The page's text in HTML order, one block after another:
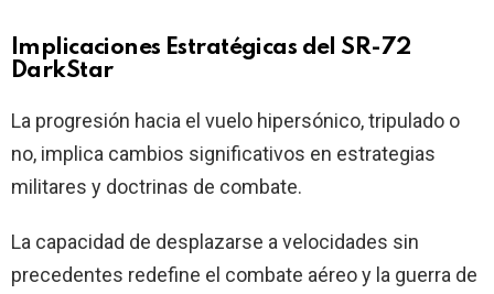
Implicaciones Estratégicas del SR-72
DarkStar
La progresión hacia el vuelo hipersónico, tripulado o
no, implica cambios significativos en estrategias
militares y doctrinas de combate.
La capacidad de desplazarse a velocidades sin
precedentes redefine el combate aéreo y la guerra de